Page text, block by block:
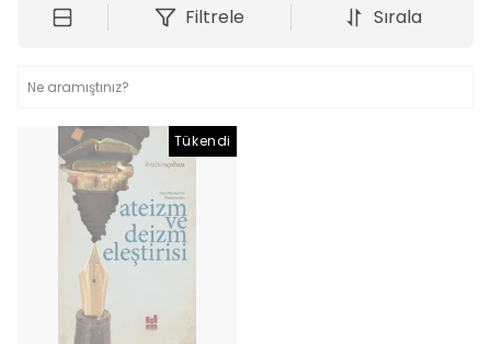
Filtrele Sırala
Tükendi